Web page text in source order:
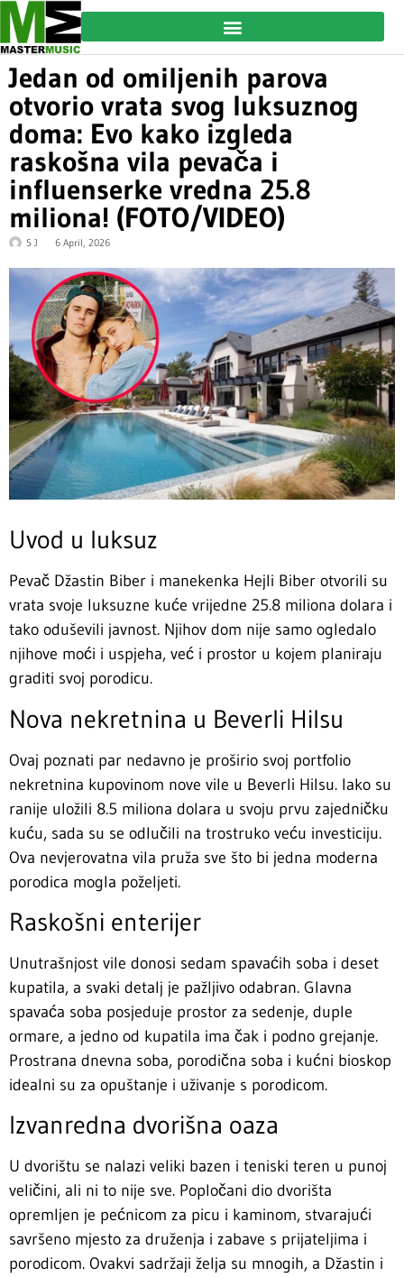
Jedan od omiljenih parova
otvorio vrata svog luksuznog
doma: Evo kako izgleda
raskošna vila pevača i
influenserke vredna 25.8
miliona! (FOTO/VIDEO)
S J 6 April, 2026
Uvod u luksuz
Pevač Džastin Biber i manekenka Hejli Biber otvorili su
vrata svoje luksuzne kuće vrijedne 25.8 miliona dolara i
tako oduševili javnost. Njihov dom nije samo ogledalo
njihove moći i uspjeha, već i prostor u kojem planiraju
graditi svoj porodicu.
Nova nekretnina u Beverli Hilsu
Ovaj poznati par nedavno je proširio svoj portfolio
nekretnina kupovinom nove vile u Beverli Hilsu. Iako su
ranije uložili 8.5 miliona dolara u svoju prvu zajedničku
kuću, sada su se odlučili na trostruko veću investiciju.
Ova nevjerovatna vila pruža sve što bi jedna moderna
porodica mogla poželjeti.
Raskošni enterijer
Unutrašnjost vile donosi sedam spavaćih soba i deset
kupatila, a svaki detalj je pažljivo odabran. Glavna
spavaća soba posjeduje prostor za sedenje, duple
ormare, a jedno od kupatila ima čak i podno grejanje.
Prostrana dnevna soba, porodična soba i kućni bioskop
idealni su za opuštanje i uživanje s porodicom.
Izvanredna dvorišna oaza
U dvorištu se nalazi veliki bazen i teniski teren u punoj
veličini, ali ni to nije sve. Popločani dio dvorišta
opremljen je pećnicom za picu i kaminom, stvarajući
savršeno mjesto za druženja i zabave s prijateljima i
porodicom. Ovakvi sadržaji želja su mnogih, a Džastin i